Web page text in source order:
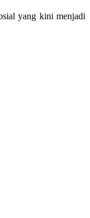
yang kini menjadi